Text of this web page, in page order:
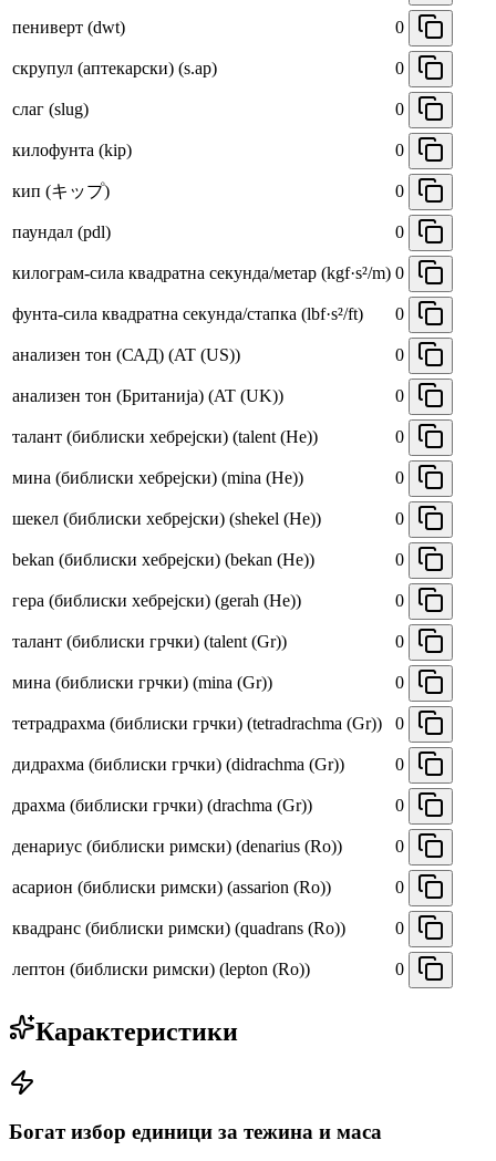
пениверт (dwt) 0
скрупул (аптекарски) (s.ap) 0
слаг (slug) 0
килофунта (kip) 0
кип (キップ) 0
паундал (pdl) 0
килограм-сила квадратна секунда/метар (kgf·s²/m) 0
фунта-сила квадратна секунда/стапка (lbf·s²/ft) 0
анализен тон (САД) (AT (US)) 0
анализен тон (Британија) (AT (UK)) 0
талант (библиски хебрејски) (talent (He)) 0
мина (библиски хебрејски) (mina (He)) 0
шекел (библиски хебрејски) (shekel (He)) 0
bekan (библиски хебрејски) (bekan (He)) 0
гера (библиски хебрејски) (gerah (He)) 0
талант (библиски грчки) (talent (Gr)) 0
мина (библиски грчки) (mina (Gr)) 0
тетрадрахма (библиски грчки) (tetradrachma (Gr)) 0
дидрахма (библиски грчки) (didrachma (Gr)) 0
драхма (библиски грчки) (drachma (Gr)) 0
денариус (библиски римски) (denarius (Ro)) 0
асарион (библиски римски) (assarion (Ro)) 0
квадранс (библиски римски) (quadrans (Ro)) 0
лептон (библиски римски) (lepton (Ro)) 0
Карактеристики
Богат избор единици за тежина и маса